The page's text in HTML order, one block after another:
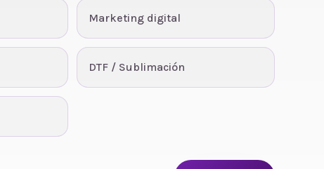
Marketing digital
DTF / Sublimación